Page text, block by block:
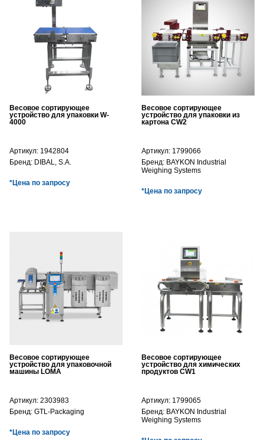
Весовое сортирующее
устройство для упаковки W-
4000
Артикул: 1942804
Бренд: DIBAL, S.A.
*Цена по запросу
Весовое сортирующее
устройство для упаковки из
картона CW2
Артикул: 1799066
Бренд: BAYKON Industrial
Weighing Systems
*Цена по запросу
Весовое сортирующее
устройство для упаковочной
машины LOMA
Артикул: 2303983
Бренд: GTL-Packaging
*Цена по запросу
Весовое сортирующее
устройство для химических
продуктов CW1
Артикул: 1799065
Бренд: BAYKON Industrial
Weighing Systems